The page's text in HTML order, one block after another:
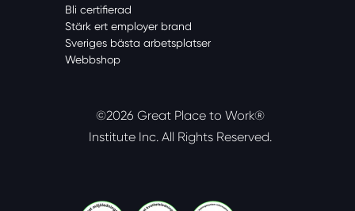
Bli certifierad
Stärk ert employer brand
Sveriges bästa arbetsplatser
Webbshop
©2026 Great Place to Work®
Institute Inc. All Rights Reserved.